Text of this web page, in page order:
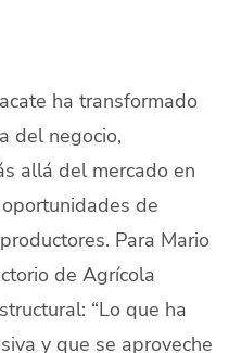
ha transformado
del negocio,
allá del mercado en
de
Para Mario
de Agrícola
“Lo que ha
y que se aproveche